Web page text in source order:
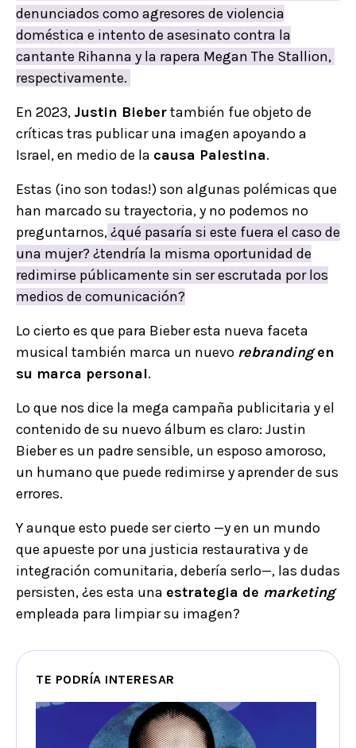
denunciados como agresores de violencia
doméstica e intento de asesinato contra la
cantante Rihanna y la rapera Megan The Stallion,
respectivamente.
En 2023, Justin Biebertambién fue objeto de
críticas tras publicar una imagen apoyando a
Israel, en medio de la causa Palestina.
Estas (¡no son todas!) son algunas polémicas que
han marcado su trayectoria, y no podemos no
preguntarnos,¿qué pasaría si este fuera el caso de
una mujer? ¿tendría la misma oportunidad de
redimirse públicamente sin ser escrutada por los
medios de comunicación?
Lo cierto es que para Bieber esta nueva faceta
musical también marca un nuevo rebrandingen
su marca personal.
Lo que nos dice la mega campaña publicitaria y el
contenido de su nuevo álbum es claro: Justin
Bieber es un padre sensible, un esposo amoroso,
un humano que puede redimirse y aprender de sus
errores.
Y aunque esto puede ser cierto —y en un mundo
que apueste por una justicia restaurativa y de
integración comunitaria, debería serlo—, las dudas
persisten, ¿es esta una estrategia de marketing
empleada para limpiar su imagen?
TE PODRÍA INTERESAR